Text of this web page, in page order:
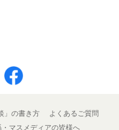
」の書き方
よくあるご質問
・マスメディアの皆様へ